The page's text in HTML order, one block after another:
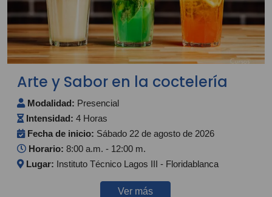
Arte y Sabor en la coctelería
Modalidad: Presencial
Intensidad: 4 Horas
Fecha de inicio: Sábado 22 de agosto de 2026
Horario: 8:00 a.m. - 12:00 m.
Lugar: Instituto Técnico Lagos III - Floridablanca
Ver más